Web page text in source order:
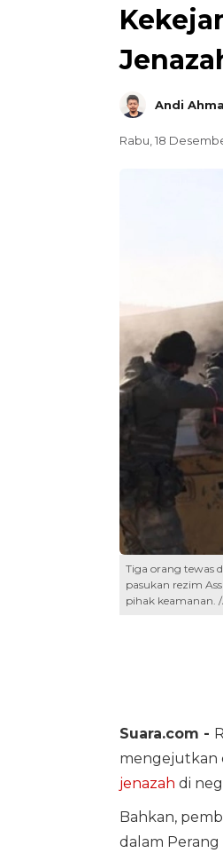
Andi
Rabu, 18
Tiga orang tewas
pasukan rezim
pihak keamanan.
Suara.com -
mengejutkan
jenazah di
Bahkan,
dalam Perang